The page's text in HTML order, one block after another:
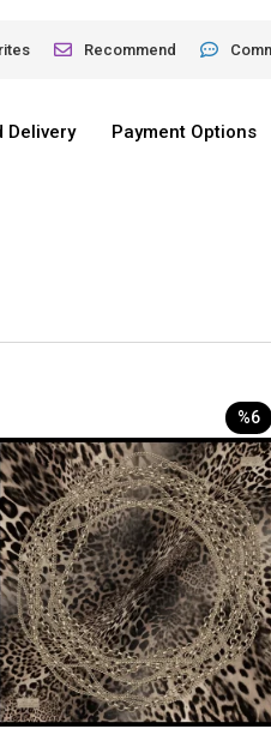
Recommend
Delivery Payment Options
%6